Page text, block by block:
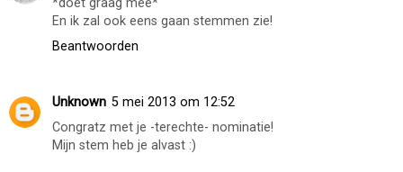
*doet graag mee*
En ik zal ook eens gaan stemmen zie!
Beantwoorden
Unknown 5 mei 2013 om 12:52
Congratz met je -terechte- nominatie!
Mijn stem heb je alvast :)